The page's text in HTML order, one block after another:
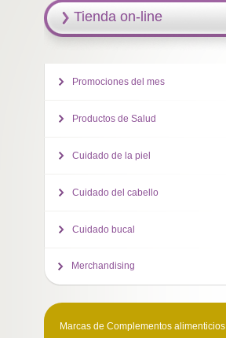
Tienda on-line
Promociones del mes
Productos de Salud
Cuidado de la piel
Cuidado del cabello
Cuidado bucal
Merchandising
Marcas de Complementos alimenticios